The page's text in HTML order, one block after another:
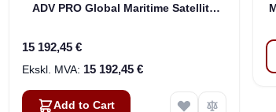
ADV PRO Global Maritime Satellite
15 192,45 €
15 192,45 €
Add to Cart